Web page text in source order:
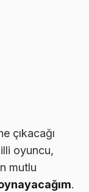
çıkacağı
oyuncu,
mutlu
.